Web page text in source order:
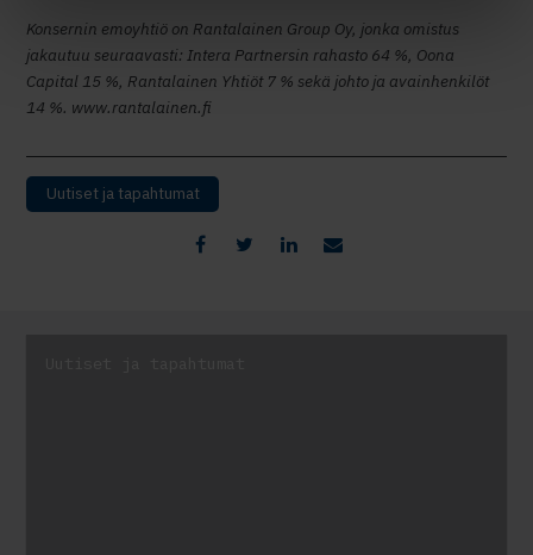
Konsernin emoyhtiö on Rantalainen Group Oy, jonka omistus
jakautuu seuraavasti: Intera Partnersin rahasto 64 %, Oona
Capital 15 %, Rantalainen Yhtiöt 7 % sekä johto ja avainhenkilöt
14 %. www.rantalainen.fi
Uutiset ja tapahtumat